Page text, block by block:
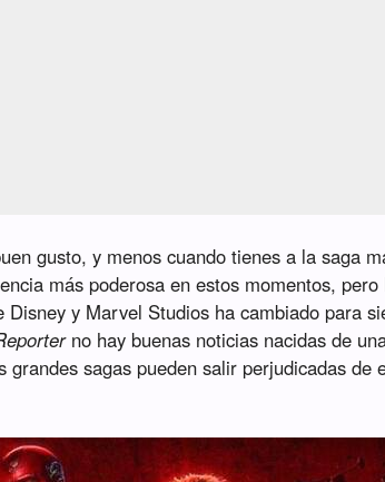
gusto, y menos cuando tienes a la saga
más poderosa en estos momentos,
Disney y Marvel Studios ha cambiado para
no hay buenas noticias nacidas de
grandes sagas pueden salir perjudicadas de